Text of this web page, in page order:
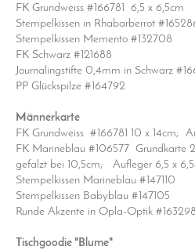
FK Grundweiss #166781 6,5 x 6,5cm
Stempelkissen in Rhabarberrot
Stempelkissen Memento #132708
FK Schwarz #121688
Journalingstifte 0,4mm in Schwarz
PP Glückspilze #164792
Männerkarte
FK Grundweiss #166781 10 x 14cm;
FK Marineblau #106577 Grundkarte
gefalzt bei 10,5cm; Aufleger 6,5 x
Stempelkissen Marineblau #147110
Stempelkissen Babyblau #147105
Runde Akzente in Opla-Optik #163298
Tischgoodie "Blume"